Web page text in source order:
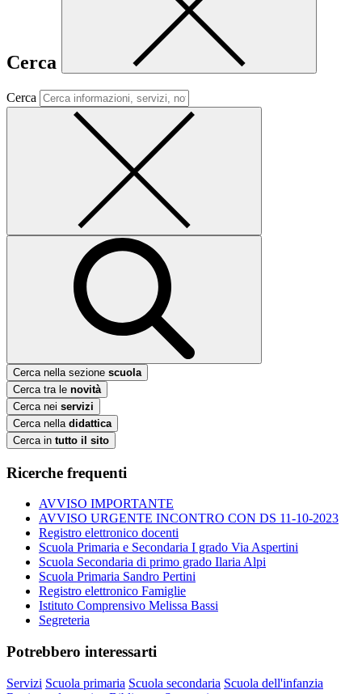
Cerca
Cerca
Cerca nella sezione scuola
Cerca tra le novità
Cerca nei servizi
Cerca nella didattica
Cerca in tutto il sito
Ricerche frequenti
AVVISO IMPORTANTE
AVVISO URGENTE INCONTRO CON DS 11-10-2023
Registro elettronico docenti
Scuola Primaria e Secondaria I grado Via Aspertini
Scuola Secondaria di primo grado Ilaria Alpi
Scuola Primaria Sandro Pertini
Registro elettronico Famiglie
Istituto Comprensivo Melissa Bassi
Segreteria
Potrebbero interessarti
Servizi Scuola primaria Scuola secondaria Scuola dell'infanzia